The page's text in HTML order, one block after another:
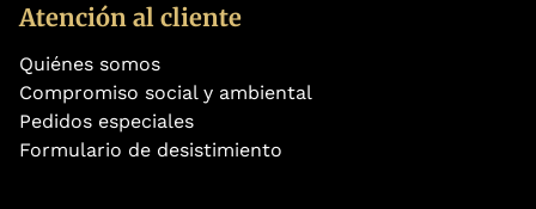
Atención al cliente
Quiénes somos
Compromiso social y ambiental
Pedidos especiales
Formulario de desistimiento